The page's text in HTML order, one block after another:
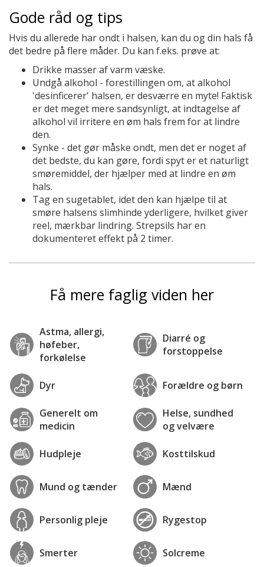
Gode råd og tips
Hvis du allerede har ondt i halsen, kan du og din hals få
det bedre på flere måder. Du kan f.eks. prøve at:
Drikke masser af varm væske.
Undgå alkohol - forestillingen om, at alkohol
'desinficerer' halsen, er desværre en myte! Faktisk
er det meget mere sandsynligt, at indtagelse af
alkohol vil irritere en øm hals frem for at lindre
den.
Synke - det gør måske ondt, men det er noget af
det bedste, du kan gøre, fordi spyt er et naturligt
smøremiddel, der hjælper med at lindre en øm
hals.
Tag en sugetablet, idet den kan hjælpe til at
smøre halsens slimhinde yderligere, hvilket giver
reel, mærkbar lindring. Strepsils har en
dokumenteret effekt på 2 timer.
Få mere faglig viden her
Astma, allergi,
høfeber,
forkølelse
Diarré og
forstoppelse
Dyr Forældre og børn
Generelt om
medicin
Helse, sundhed
og velvære
Hudpleje Kosttilskud
Mund og tænder Mænd
Personlig pleje Rygestop
Smerter Solcreme